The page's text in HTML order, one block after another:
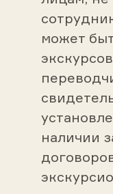
может
наличии